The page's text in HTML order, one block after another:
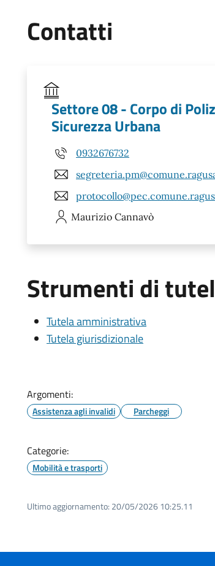
Contatti
Settore 08 - Corpo di
Sicurezza Urbana
0932676732
Maurizio Cannavò
Strumenti di
Tutela amministrativa
Tutela giurisdizionale
Argomenti:
Assistenza agli invalidi Parcheggi
Categorie:
Mobilità e trasporti
Ultimo aggiornamento: 20/05/2026 10:25.11